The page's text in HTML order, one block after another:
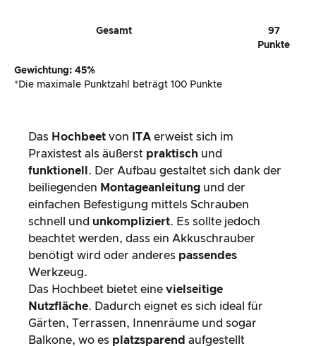
Gesamt
97
Punkte
Gewichtung: 45%
*Die maximale Punktzahl beträgt 100 Punkte
Das Hochbeet von ITA erweist sich im
Praxistest als äußerst praktisch und
funktionell . Der Aufbau gestaltet sich dank der
beiliegenden Montageanleitung und der
einfachen Befestigung mittels Schrauben
schnell und unkompliziert. Es sollte jedoch
beachtet werden, dass ein Akkuschrauber
benötigt wird oder anderes passendes
Werkzeug.
Das Hochbeet bietet eine vielseitige
Nutzfläche. Dadurch eignet es sich ideal für
Gärten, Terrassen, Innenräume und sogar
Balkone, wo es platzsparend aufgestellt